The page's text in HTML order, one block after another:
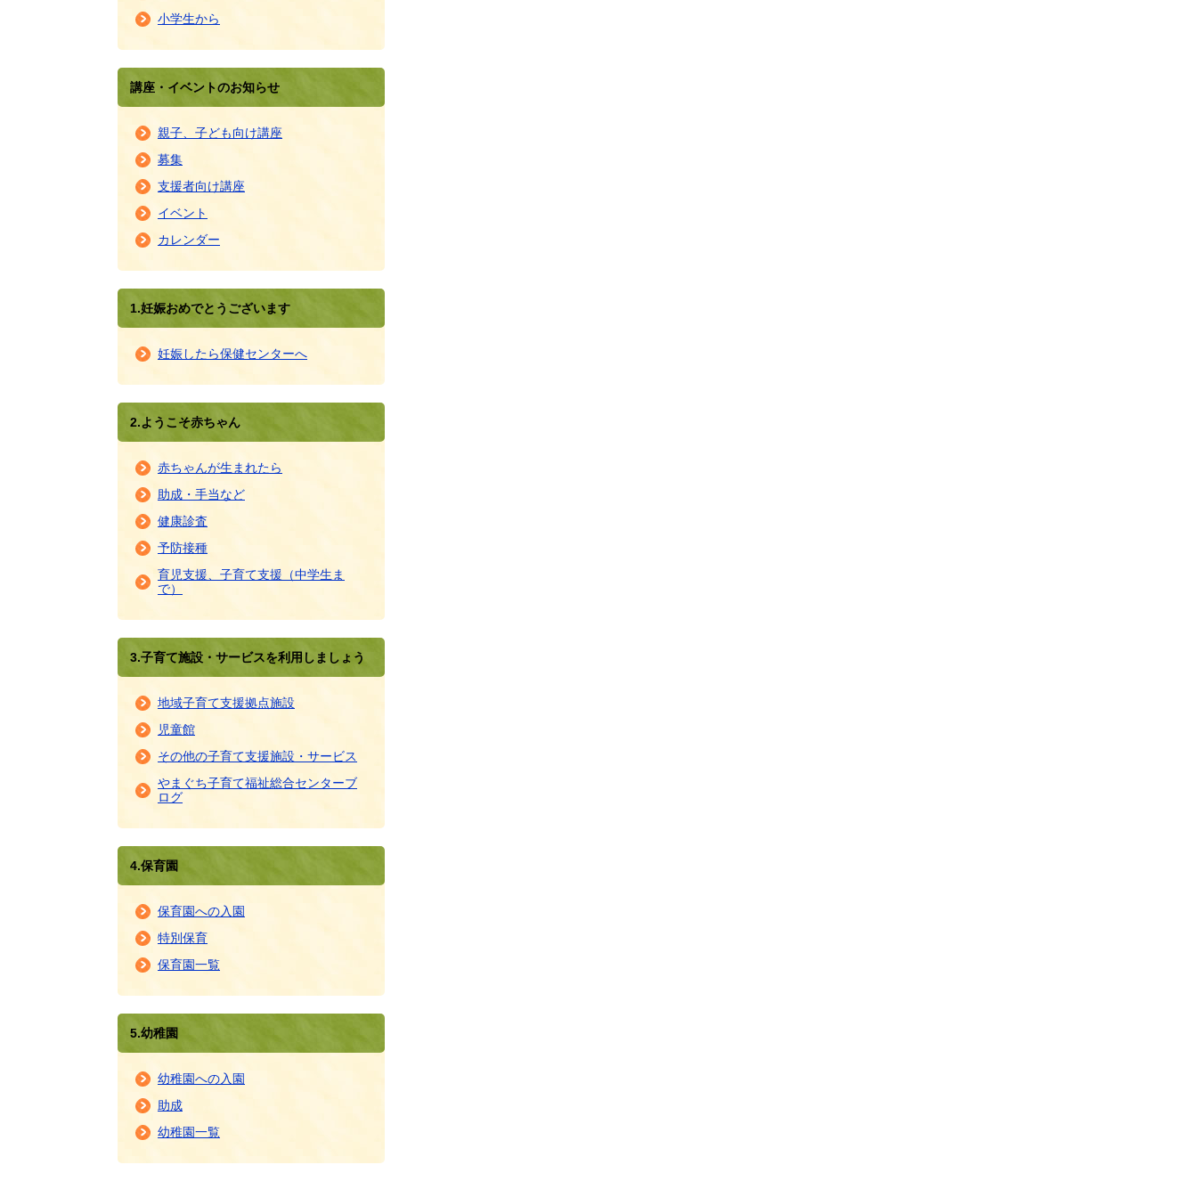
小学生から
講座・イベントのお知らせ
親子、子ども向け講座
募集
支援者向け講座
イベント
カレンダー
1.妊娠おめでとうございます
妊娠したら保健センターへ
2.ようこそ赤ちゃん
赤ちゃんが生まれたら
助成・手当など
健康診査
予防接種
育児支援、子育て支援（中学生ま
で）
3.子育て施設・サービスを利用しましょう
地域子育て支援拠点施設
児童館
その他の子育て支援施設・サービス
やまぐち子育て福祉総合センターブ
ログ
4.保育園
保育園への入園
特別保育
保育園一覧
5.幼稚園
幼稚園への入園
助成
幼稚園一覧